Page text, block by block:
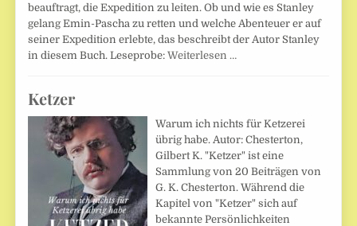
beauftragt, die Expedition zu leiten. Ob und wie es Stanley
gelang Emin-Pascha zu retten und welche Abenteuer er auf
seiner Expedition erlebte, das beschreibt der Autor Stanley
in diesem Buch. Leseprobe:Weiterlesen …
Ketzer
Warum ich nichts für Ketzerei
übrig habe. Autor: Chesterton,
Gilbert K. "Ketzer" ist eine
Sammlung von 20 Beiträgen von
G. K. Chesterton. Während die
Kapitel von "Ketzer" sich auf
bekannte Persönlichkeiten